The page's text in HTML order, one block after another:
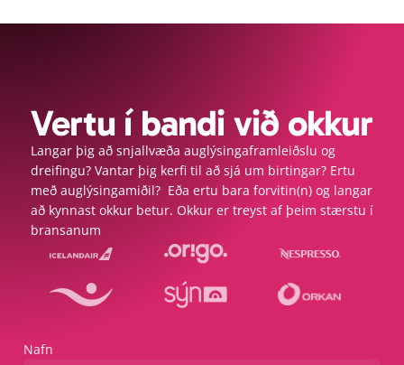
Vertu í bandi við okkur
Langar þig að snjallvæða auglýsingaframleiðslu og
dreifingu? Vantar þig kerfi til að sjá um birtingar? Ertu
með auglýsingamiðil?  Eða ertu bara forvitin(n) og langar
að kynnast okkur betur. Okkur er treyst af þeim stærstu í
bransanum
Nafn